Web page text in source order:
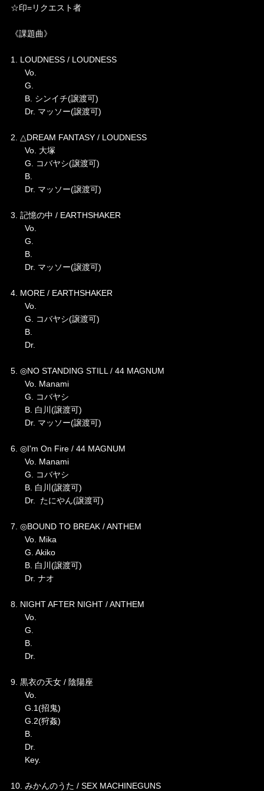
☆印=リクエスト者
《課題曲》
1. LOUDNESS / LOUDNESS
Vo.
G.
B. シンイチ(譲渡可)
Dr. マッソー(譲渡可)
2. △DREAM FANTASY / LOUDNESS
Vo. 大塚
G. コバヤシ(譲渡可)
B.
Dr. マッソー(譲渡可)
3. 記憶の中 / EARTHSHAKER
Vo.
G.
B.
Dr. マッソー(譲渡可)
4. MORE / EARTHSHAKER
Vo.
G. コバヤシ(譲渡可)
B.
Dr.
5. ◎NO STANDING STILL / 44 MAGNUM
Vo. Manami
G. コバヤシ
B. 白川(譲渡可)
Dr. マッソー(譲渡可)
6. ◎I'm On Fire / 44 MAGNUM
Vo. Manami
G. コバヤシ
B. 白川(譲渡可)
Dr. たにやん(譲渡可)
7. ◎BOUND TO BREAK / ANTHEM
Vo. Mika
G. Akiko
B. 白川(譲渡可)
Dr. ナオ
8. NIGHT AFTER NIGHT / ANTHEM
Vo.
G.
B.
Dr.
9. 黒衣の天女 / 陰陽座
Vo.
G.1(招鬼)
G.2(狩姦)
B.
Dr.
Key.
10. みかんのうた / SEX MACHINEGUNS